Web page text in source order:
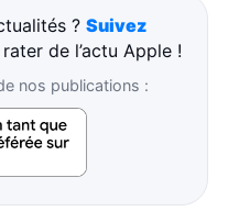
? Suivez
de l’actu Apple !
nos publications :